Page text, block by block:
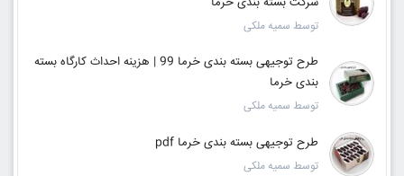
توسط سمیه ملکی
طرح توجیهی بسته بندی خرما 99 | هزینه احداث کارگاه بسته
بندی خرما
توسط سمیه ملکی
طرح توجیهی بسته بندی خرما pdf
توسط سمیه ملکی